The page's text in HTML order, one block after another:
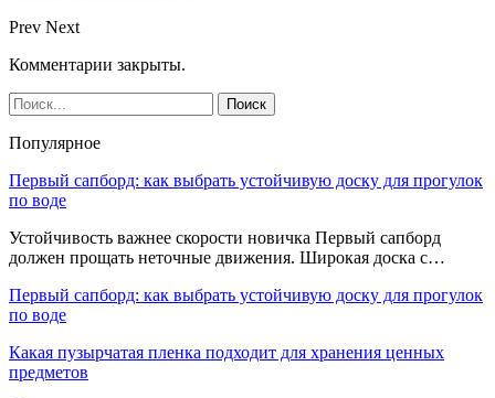
Prev Next
Комментарии закрыты.
Популярное
Первый сапборд: как выбрать устойчивую доску для прогулок
по воде
Устойчивость важнее скорости новичка Первый сапборд
должен прощать неточные движения. Широкая доска с…
Первый сапборд: как выбрать устойчивую доску для прогулок
по воде
Какая пузырчатая пленка подходит для хранения ценных
предметов